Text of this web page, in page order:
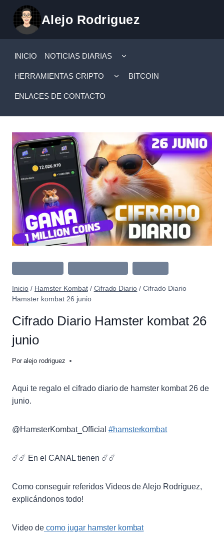
contenido
Alejo Rodriguez
INICIO NOTICIAS DIARIAS
ALTERNAR
HERRAMIENTAS CRIPTO
ALTERNAR
MENÚ
BITCOIN
ENLACES DE CONTACTO
Inicio / Hamster Kombat / Cifrado Diario / Cifrado Diario
Hamster kombat 26 junio
Cifrado Diario Hamster kombat 26
junio
Por alejo rodriguez
Aqui te regalo el cifrado diario de hamster kombat 26 de
junio.
@HamsterKombat_Official #hamsterkombat
☄️☄️ En el CANAL tienen ☄️☄️
Como conseguir referidos Videos de Alejo Rodríguez,
explicándonos todo!
Video decomo jugar hamster kombat